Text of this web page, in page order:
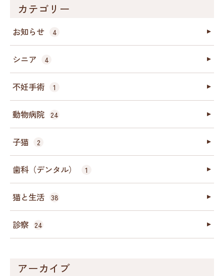
カテゴリー
お知らせ 4
シニア 4
不妊手術 1
動物病院 24
子猫 2
歯科（デンタル） 1
猫と生活 38
診察 24
アーカイブ